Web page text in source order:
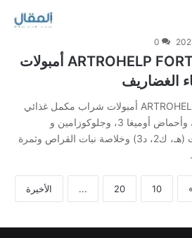
0
ارتروهيلب فورت ARTROHELP FORTE أمبولات
الغضاريف
ارتروهيلب فورت ARTROHELP FORTE أمبولات شراب مكمل غذائي
كولاجين وحمض الهيالورونيك وأحماض أوميغا 3، وجلوكوزامين و
كوندرويتين المدعم بفيتامينات (هـ، ك2، د3) وخلاصة نبات القراص وثمرة
»
10
20
... الأخيرة